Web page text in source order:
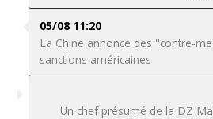
05/08 11:20
La Chine annonce des "contre-
sanctions américaines
Un chef présumé de la DZ